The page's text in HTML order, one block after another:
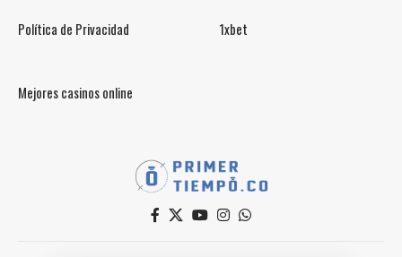
Política de Privacidad 1xbet
Mejores casinos online